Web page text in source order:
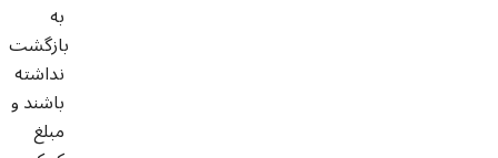
به
بازگشت
نداشته
باشند و
مبلغ